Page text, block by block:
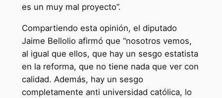
es un muy mal proyecto”.
Compartiendo esta opinión, el diputado
Jaime Bellolio afirmó que “nosotros vemos,
al igual que ellos, que hay un sesgo estatista
en la reforma, que no tiene nada que ver con
calidad. Además, hay un sesgo
completamente anti universidad católica, lo